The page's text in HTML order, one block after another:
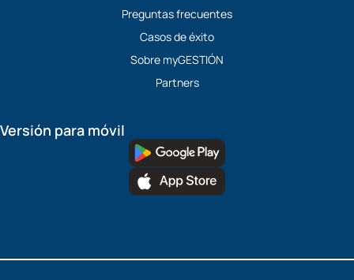
Preguntas frecuentes
Casos de éxito
Sobre myGESTIÓN
Partners
Versión para móvil